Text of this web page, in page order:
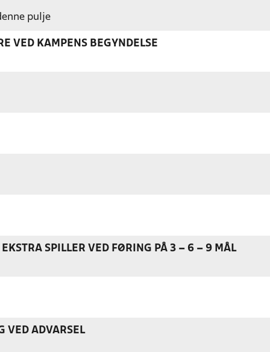
pulje
VED KAMPENS BEGYNDELSE
EKSTRA SPILLER VED FØRING PÅ 3 – 6 – 9 MÅL
VED ADVARSEL